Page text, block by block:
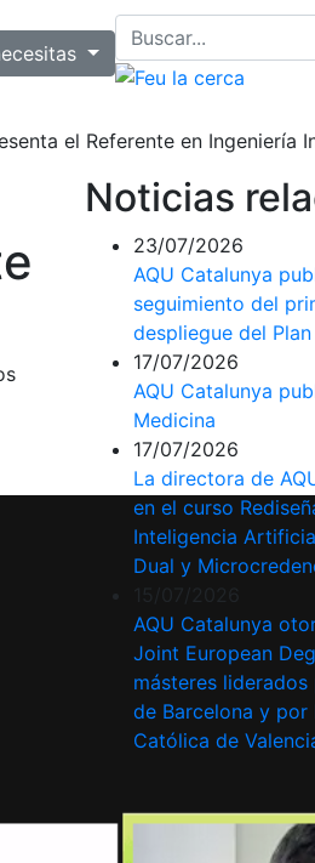
el Referente en Ingeniería
Noticias
23/07/2026
AQU Catalunya
seguimiento del
despliegue del
17/07/2026
AQU Catalunya
Medicina
17/07/2026
La directora de
en el curso
Inteligencia
Dual y
AQU Catalunya
Joint European
másteres
de Barcelona y por
Católica de